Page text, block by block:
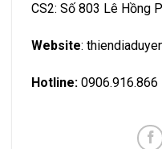
CS2: Số 803 Lê Hồng
Website:
Hotline: 0906.916.866